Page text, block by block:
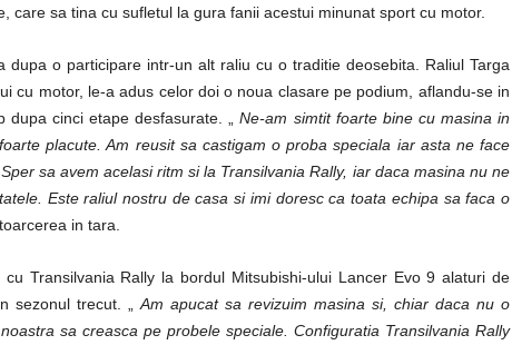
care sa tina cu sufletul la gura fanii acestui minunat sport cu motor.
dupa o participare intr-un alt raliu cu o traditie deosebita. Raliul Targa
cu motor, le-a adus celor doi o noua clasare pe podium, aflandu-se in
dupa cinci etape desfasurate. „Ne-am simtit foarte bine cu masina in
placute. Am reusit sa castigam o proba speciala iar asta ne face
sa avem acelasi ritm si la Transilvania Rally, iar daca masina nu ne
Este raliul nostru de casa si imi doresc ca toata echipa sa faca o
in tara.
cu Transilvania Rally la bordul Mitsubishi-ului Lancer Evo 9 alaturi de
sezonul trecut. „ Am apucat sa revizuim masina si, chiar daca nu o
sa creasca pe probele speciale. Configuratia Transilvania Rally